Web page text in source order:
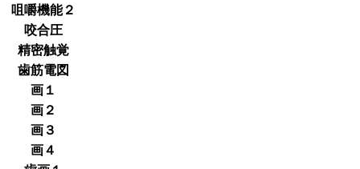
咀嚼機能２
咬合圧
精密触覚
歯筋電図
画１
画２
画３
画４